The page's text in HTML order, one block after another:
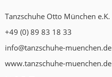
Tanzschuhe Otto München e.K.
+49 (0) 89 83 18 33
info@tanzschuhe-muenchen.de
www.tanzschuhe-muenchen.de